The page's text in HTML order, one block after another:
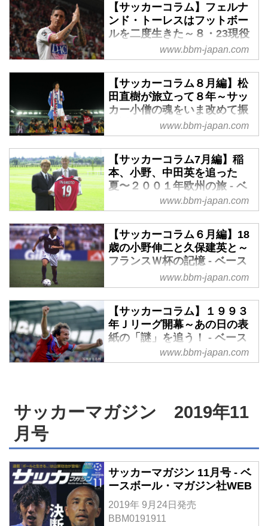
【サッカーコラム】フェルナ
ンド・トーレスはフットボー
ルを二度生きた～８・23現役
ラストマッチを見逃すな！ -
ベースボール・マガジン社
WEB
８月23日、一人のフットボーラー
がユニフォームを脱ぐ。サガン鳥
栖に所属するＦＷ、フェルナン
ド・トーレスが現役を引退するの
だ。スペイン代表としてＥＵＲＯ
を二度制し（2008、2012年）、
ワールドカップでも優勝（2010
年）。世界でも有数の実績を誇る
ストライカーが、キャリア最後の
た。 スペイン代表時代の盟友、
アンドレス・イニエスタやダビ
ド・ビジャが所属するヴィッセル
神戸をホーム・駅前不動産スタジ
アムに迎える試合が現役ラストマ
ッチになる。惜別の日を前に、フ
ェルナン...
www.bbm-japan.com
【サッカーコラム８月編】松
田直樹が旅立って８年～サッ
カー小僧の魂をいま改めて振
り返る - ベースボール・マガ
ジン社WEB
あの日もこんなに暑かっただろう
か。2011年8月4日、松田直樹が
天に召された。ボールに愛された
男はボールのそばで倒れ、この世
を去った。日本サッカーの『過
去』を個人の記憶とともに月ごと
に振り返るコラム「Back in the
Football Days」。8年前の８月に
亡くなった松田直樹の魂をもう一
度思い出したい――。
www.bbm-japan.com
【サッカーコラム7月編】稲
本、小野、中田英を追った
夏〜２００１年欧州の旅 - ベ
ースボール・マガジン社WEB
ッパのクラブへと移籍するニュー
スが続々と飛び込んできた。彼ら
の向上心に満ちた表情を見て成功
を祈っていたら、あの頃の記憶が
呼び覚まされた。日本サッカーの
『過去』を個人の記憶とともに月
ごとに振り返るコラム「Back in
the Football Days」、7月編の今
回は18年前の海外移籍を追いかけ
たひと夏の思い出をつづる。
www.bbm-japan.com
【サッカーコラム６月編】18
歳の小野伸二と久保建英と～
フランスＷ杯の記憶 - ベース
ボール・マガジン社WEB
ルドカップ、コパ・アメリカがあ
って、U-22代表がトゥーロン国際
大会に、U-18代表がリスボン国際
トーナメントに参戦、そしてもち
ろんJリーグも。サッカー界はイ
ごとに振り返るコラム「Back in
the Football Days」は、そんな大
なるこの月を振り返るなら…今回
は日本が『世界の舞台』に初めて
上がった１...
www.bbm-japan.com
【サッカーコラム】１９９３
年Ｊリーグ開幕～あの日の表
紙の「謎」を追う！ - ベース
ボール・マガジン社WEB
「５月」がテーマだ。歴史の中で
る。あのころまだ新米編集記者だ
った筆者の記憶をたどると…。
www.bbm-japan.com
サッカーマガジン 2019年11
月号
サッカーマガジン 11月号 - ベ
ースボール・マガジン社WEB
2019年 9月24日発売
BBM0191911